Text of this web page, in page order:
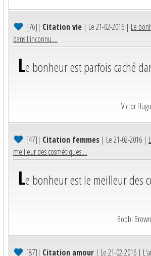
[76]| Citation vie | Le 21-02-2016 | Le
dans l'inconnu....
Le bonheur est parfois caché
Victor Hugo
[47]| Citation femmes | Le 21-02-2016 |
meilleur des cosmétiques....
Le bonheur est le meilleur des
Bobbi Brown
[87]| Citation amour | Le 21-02-2016 |